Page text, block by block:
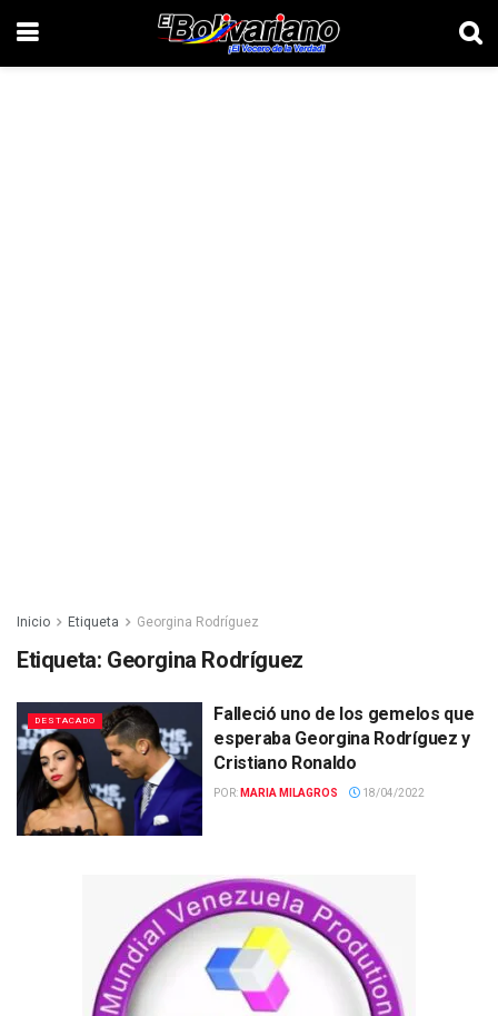
Inicio Etiqueta Georgina Rodríguez
Etiqueta: Georgina Rodríguez
DESTACADO
Falleció uno de los gemelos que
esperaba Georgina Rodríguez y
Cristiano Ronaldo
POR: MARIA MILAGROS 18/04/2022